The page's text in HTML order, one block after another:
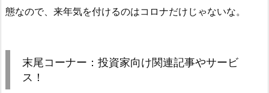
態なので、来年気を付けるのはコロナだけじゃないな。
末尾コーナー：投資家向け関連記事やサービ
ス！